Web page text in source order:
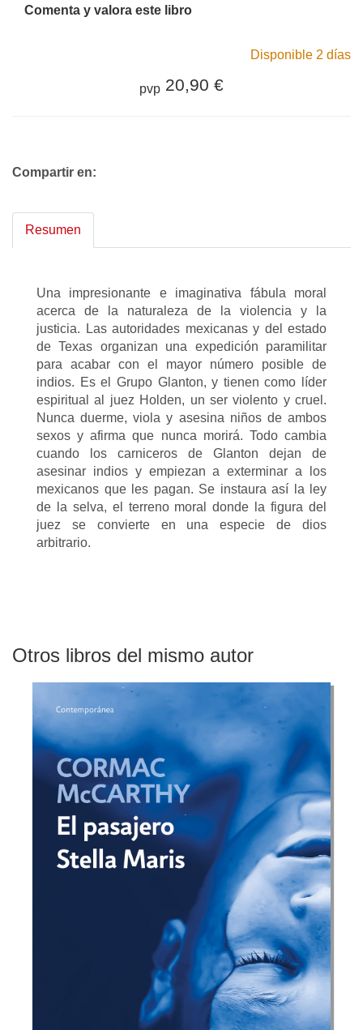
Comenta y valora este libro
Disponible 2 días
pvp 20,90 €
Compartir en:
Resumen
Una impresionante e imaginativa fábula moral
acerca de la naturaleza de la violencia y la
justicia. Las autoridades mexicanas y del estado
de Texas organizan una expedición paramilitar
para acabar con el mayor número posible de
indios. Es el Grupo Glanton, y tienen como líder
espiritual al juez Holden, un ser violento y cruel.
Nunca duerme, viola y asesina niños de ambos
sexos y afirma que nunca morirá. Todo cambia
cuando los carniceros de Glanton dejan de
asesinar indios y empiezan a exterminar a los
mexicanos que les pagan. Se instaura así la ley
de la selva, el terreno moral donde la figura del
juez se convierte en una especie de dios
arbitrario.
Otros libros del mismo autor